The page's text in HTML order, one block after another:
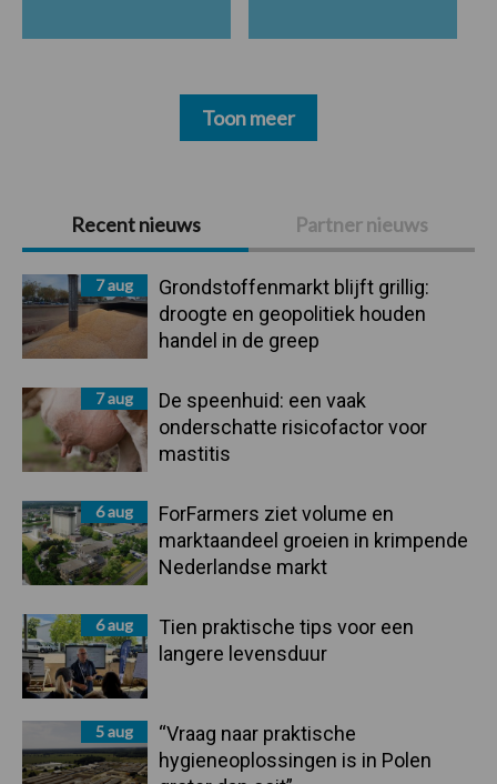
Primaire
Sidebar
Recent nieuws Partner nieuws
7 aug
Grondstoffenmarkt blijft grillig:
droogte en geopolitiek houden
handel in de greep
7 aug
De speenhuid: een vaak
onderschatte risicofactor voor
mastitis
6 aug
ForFarmers ziet volume en
marktaandeel groeien in krimpende
Nederlandse markt
6 aug
Tien praktische tips voor een
langere levensduur
5 aug
“Vraag naar praktische
hygieneoplossingen is in Polen
Toon meer